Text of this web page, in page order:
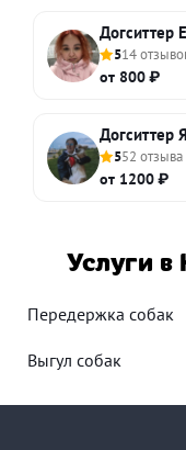
Догситтер
514
от 800 ₽
Догситтер
552 отзыва
от 1200 ₽
Услуги
Передержка собак
Выгул собак